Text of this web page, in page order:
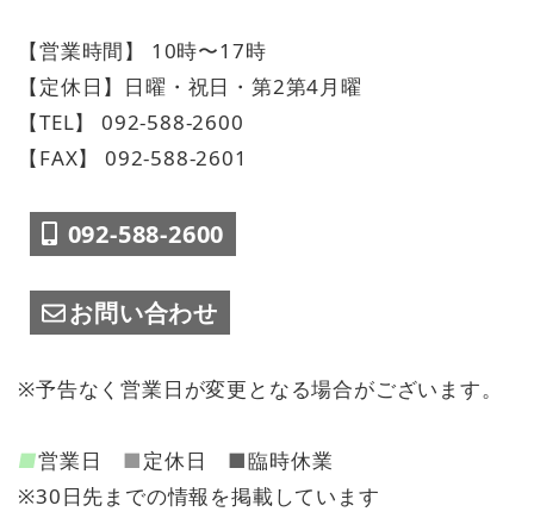
【営業時間】 10時〜17時
【定休日】日曜・祝日・第2第4月曜
【TEL】 092-588-2600
【FAX】 092-588-2601
092-588-2600
お問い合わせ
※予告なく営業日が変更となる場合がございます。
■営業日 ■定休日 ■臨時休業
※30日先までの情報を掲載しています